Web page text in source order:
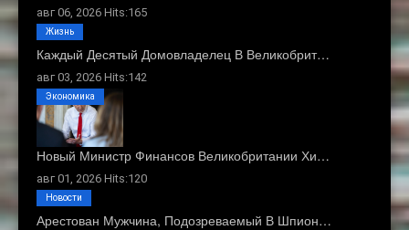
авг 06, 2026 Hits:165
Каждый Десятый Домовладелец В Великобрит…
авг 03, 2026 Hits:142
Жизнь
Новый Министр Финансов Великобритании Хи…
авг 01, 2026 Hits:120
Экономика
Арестован Мужчина, Подозреваемый В Шпион…
Новости